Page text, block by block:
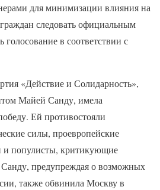
для минимизации влияния на
следовать официальным
в соответствии с
«Действие и Солидарность»,
Майей Санду, имела
Ей противостояли
силы, проевропейские
и популисты, критикующие
предупреждая о возможных
также обвинила Москву в